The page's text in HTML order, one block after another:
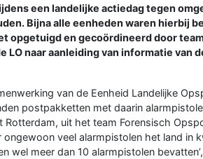
een landelijke actiedag tegen
Bijna alle eenheden waren hierbij
opgetuigd en gecoördineerd door
LO naar aanleiding van informatie van
van de Eenheid Landelijke
postpakketten met daarin
Rotterdam, uit het team Forensisch
veel alarmpistolen het land in
wel meer dan 10 alarmpistolen